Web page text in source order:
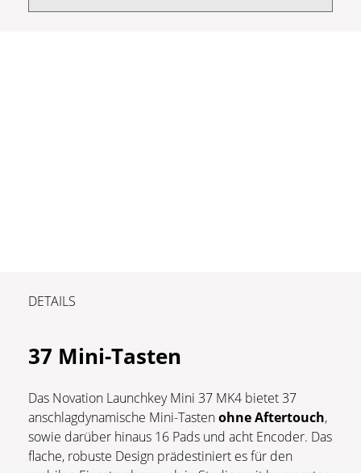
DETAILS
37 Mini-Tasten
Das Novation Launchkey Mini 37 MK4 bietet 37
anschlagdynamische Mini-Tastenohne Aftertouch,
sowie darüber hinaus 16 Pads und acht Encoder. Das
flache, robuste Design prädestiniert es für den